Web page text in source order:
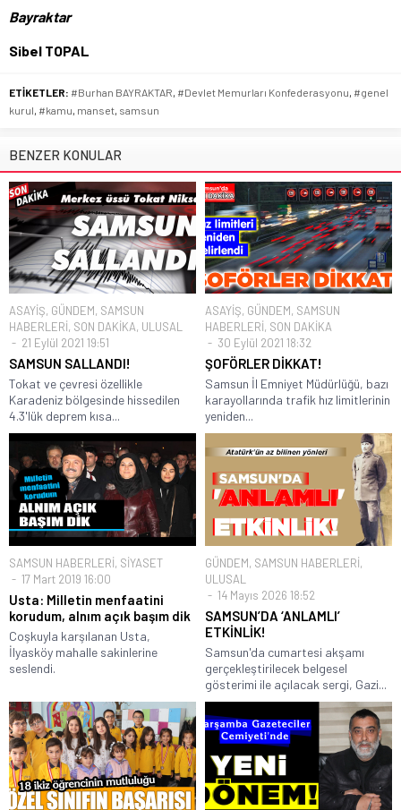
Bayraktar
Sibel TOPAL
ETİKETLER: #Burhan BAYRAKTAR, #Devlet Memurları Konfederasyonu, #genel
kurul, #kamu, manset, samsun
BENZER KONULAR
ASAYİŞ, GÜNDEM, SAMSUN
HABERLERİ, SON DAKİKA, ULUSAL
21 Eylül 2021 19:51
SAMSUN SALLANDI!
Tokat ve çevresi özellikle
Karadeniz bölgesinde hissedilen
4.3'lük deprem kısa...
ASAYİŞ, GÜNDEM, SAMSUN
HABERLERİ, SON DAKİKA
30 Eylül 2021 18:32
ŞOFÖRLER DİKKAT!
Samsun İl Emniyet Müdürlüğü, bazı
karayollarında trafik hız limitlerinin
yeniden...
SAMSUN HABERLERİ, SİYASET
17 Mart 2019 16:00
Usta: Milletin menfaatini
korudum, alnım açık başım dik
Coşkuyla karşılanan Usta,
İlyasköy mahalle sakinlerine
seslendi.
GÜNDEM, SAMSUN HABERLERİ,
ULUSAL
14 Mayıs 2026 18:52
SAMSUN’DA ‘ANLAMLI’
ETKİNLİK!
Samsun'da cumartesi akşamı
gerçekleştirilecek belgesel
gösterimi ile açılacak sergi, Gazi...